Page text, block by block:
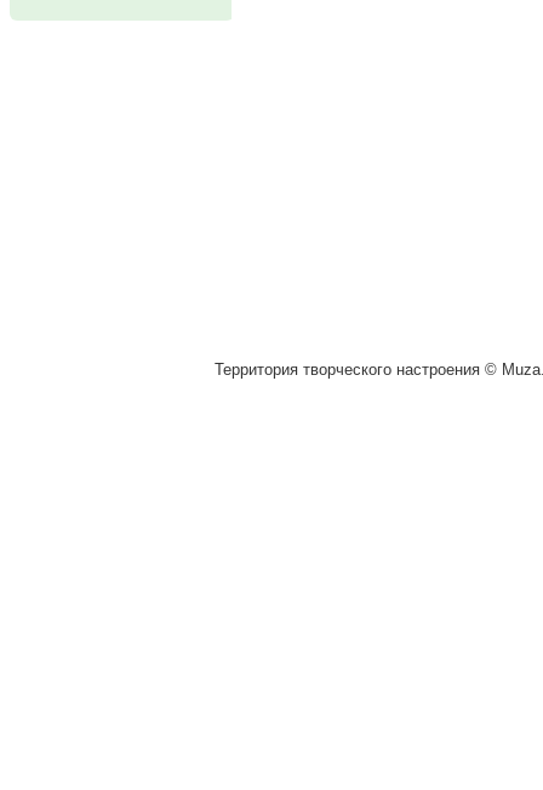
Территория творческого настроения ©